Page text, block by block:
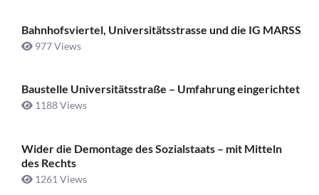
Bahnhofsviertel, Universitätsstrasse und die IG MARSS
977 Views
Baustelle Universitätsstraße ­– Umfahrung eingerichtet
1188 Views
Wider die Demontage des Sozialstaats – mit Mitteln
des Rechts
1261 Views